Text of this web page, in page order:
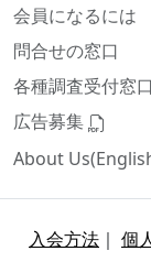
会員になるには
問合せの窓口
各種調査受付窓口
広告募集
About
入会方法 ｜ 個